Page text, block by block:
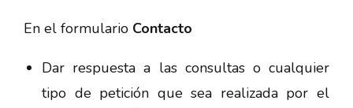
En el formulario Contacto
Dar respuesta a las consultas o cualquier
tipo de petición que sea realizada por el